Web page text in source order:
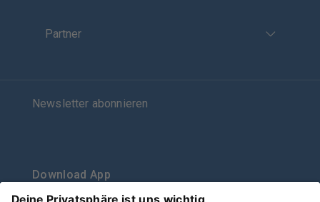
Partner
Newsletter abonnieren
Download App